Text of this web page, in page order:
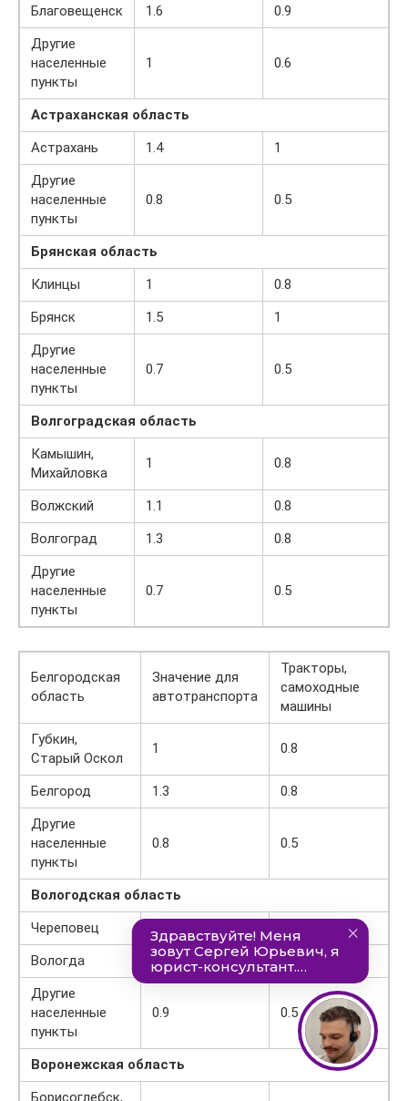
Благовещенск 1.6
0.9
Другие
населенные
пункты
1 0.6
Астраханская область
Астрахань
1.4
1
Другие
населенные
пункты
0.8 0.5
Брянская область
Клинцы
1
0.8
Брянск
1.5
1
Другие
населенные
пункты
0.7 0.5
Волгоградская область
Камышин,
Михайловка
1 0.8
Волжский 1.1
0.8
Волгоград
1.3
0.8
Другие
населенные
пункты
0.7 0.5
Белгородская
область
Значение для
автотранспорта
Тракторы,
самоходные
машины
Губкин,
Старый Оскол
1 0.8
Белгород 1.3
0.8
Другие
населенные
пункты
0.8 0.5
Вологодская область
Череповец
1.8
Вологда
1.7
1
Другие
населенные
пункты
0.9 0.5
Воронежская область
Борисоглебск,